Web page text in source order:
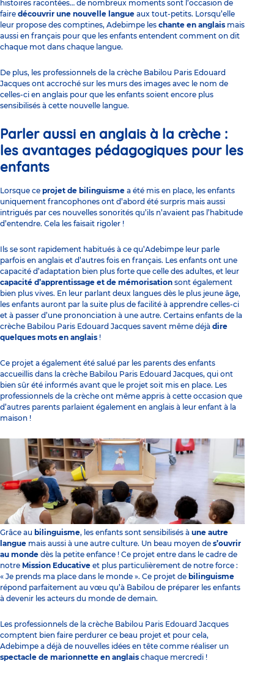
histoires racontées… de nombreux moments sont l’occasion de
faire découvrir une nouvelle langue aux tout-petits. Lorsqu’elle
leur propose des comptines, Adebimpe les chante en anglais mais
aussi en français pour que les enfants entendent comment on dit
chaque mot dans chaque langue.
De plus, les professionnels de la crèche Babilou Paris Edouard
Jacques ont accroché sur les murs des images avec le nom de
celles-ci en anglais pour que les enfants soient encore plus
sensibilisés à cette nouvelle langue.
Parler aussi en anglais à la crèche :
les avantages pédagogiques pour les
enfants
Lorsque ce projet de bilinguisme a été mis en place, les enfants
uniquement francophones ont d’abord été surpris mais aussi
intrigués par ces nouvelles sonorités qu’ils n’avaient pas l’habitude
d’entendre. Cela les faisait rigoler !
Ils se sont rapidement habitués à ce qu’Adebimpe leur parle
parfois en anglais et d’autres fois en français. Les enfants ont une
capacité d’adaptation bien plus forte que celle des adultes, et leur
capacité d’apprentissage et de mémorisation sont également
bien plus vives. En leur parlant deux langues dès le plus jeune âge,
les enfants auront par la suite plus de facilité à apprendre celles-ci
et à passer d’une prononciation à une autre. Certains enfants de la
crèche Babilou Paris Edouard Jacques savent même déjà dire
quelques mots en anglais !
Ce projet a également été salué par les parents des enfants
accueillis dans la crèche Babilou Paris Edouard Jacques, qui ont
bien sûr été informés avant que le projet soit mis en place. Les
professionnels de la crèche ont même appris à cette occasion que
d’autres parents parlaient également en anglais à leur enfant à la
maison !
Grâce au bilinguisme, les enfants sont sensibilisés à une autre
langue mais aussi à une autre culture. Un beau moyen de s’ouvrir
au monde dès la petite enfance ! Ce projet entre dans le cadre de
notre Mission Educative et plus particulièrement de notre force :
« Je prends ma place dans le monde ». Ce projet de bilinguisme
répond parfaitement au vœu qu’à Babilou de préparer les enfants
à devenir les acteurs du monde de demain.
Les professionnels de la crèche Babilou Paris Edouard Jacques
comptent bien faire perdurer ce beau projet et pour cela,
Adebimpe a déjà de nouvelles idées en tête comme réaliser un
spectacle de marionnette en anglais chaque mercredi !